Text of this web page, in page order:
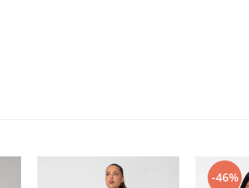
-46%